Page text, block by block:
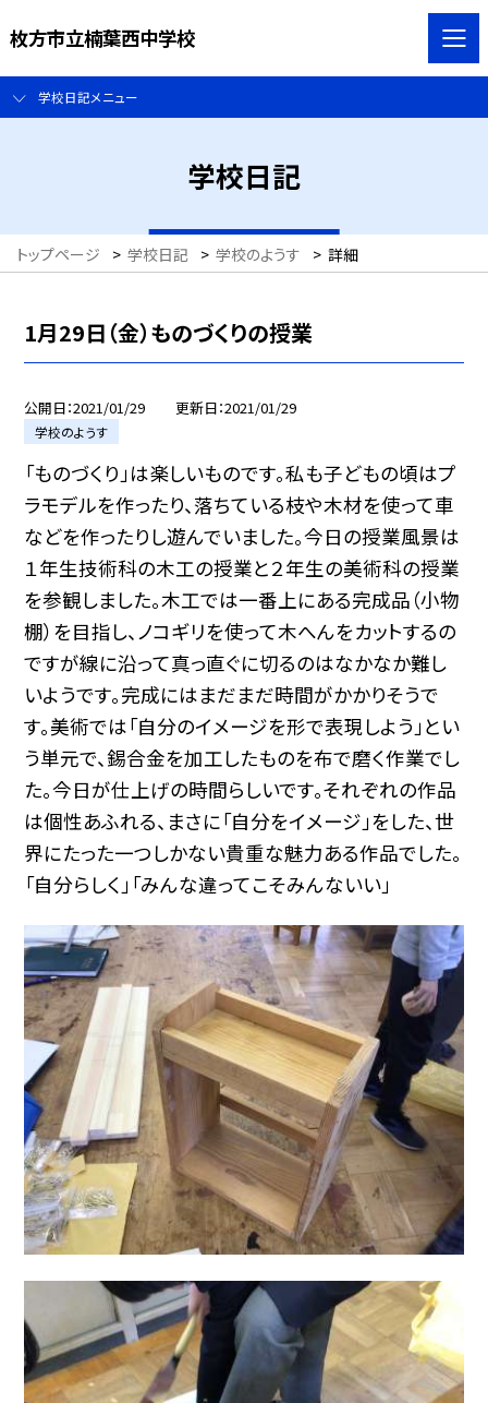
枚方市立楠葉西中学校
学校日記メニュー
学校日記
トップページ > 学校日記 > 学校のようす > 詳細
1月29日（金）ものづくりの授業
公開日 2021/01/29 更新日 2021/01/29
学校のようす
「ものづくり」は楽しいものです。私も子どもの頃はプ
ラモデルを作ったり、落ちている枝や木材を使って車
などを作ったりし遊んでいました。今日の授業風景は
１年生技術科の木工の授業と２年生の美術科の授業
を参観しました。木工では一番上にある完成品（小物
棚）を目指し、ノコギリを使って木へんをカットするの
ですが線に沿って真っ直ぐに切るのはなかなか難し
いようです。完成にはまだまだ時間がかかりそうで
す。美術では「自分のイメージを形で表現しよう」とい
う単元で、錫合金を加工したものを布で磨く作業でし
た。今日が仕上げの時間らしいです。それぞれの作品
は個性あふれる、まさに「自分をイメージ」をした、世
界にたった一つしかない貴重な魅力ある作品でした。
「自分らしく」「みんな違ってこそみんないい」